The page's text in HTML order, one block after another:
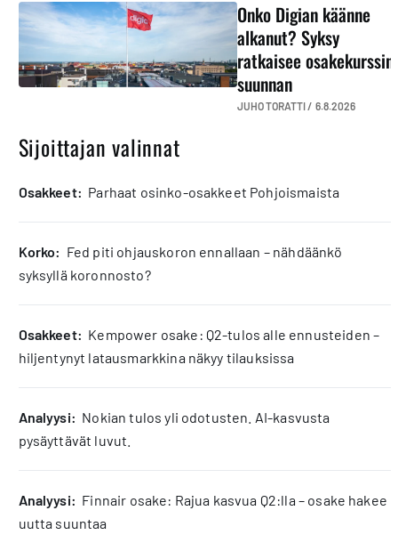
Onko Digian käänne
alkanut? Syksy
ratkaisee osakekurssin
suunnan
JUHO TORATTI / 6.8.2026
Sijoittajan valinnat
osakkeet: Parhaat osinko-osakkeet Pohjoismaista
korko: Fed piti ohjauskoron ennallaan – nähdäänkö
syksyllä koronnosto?
osakkeet: Kempower osake: Q2-tulos alle ennusteiden –
hiljentynyt latausmarkkina näkyy tilauksissa
analyysi: Nokian tulos yli odotusten. AI-kasvusta
pysäyttävät luvut.
analyysi: Finnair osake: Rajua kasvua Q2:lla – osake hakee
uutta suuntaa